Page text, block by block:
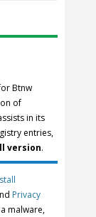
Btnw
of
in its
entries,
version.
Privacy
malware,